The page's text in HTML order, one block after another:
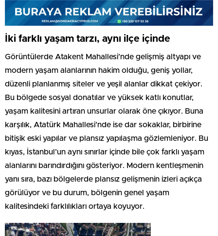
İki farklı yaşam tarzı, aynı ilçe içinde
Görüntülerde Atakent Mahallesi’nde gelişmiş altyapı ve
modern yaşam alanlarının hakim olduğu, geniş yollar,
düzenli planlanmış siteler ve yeşil alanlar dikkat çekiyor.
Bu bölgede sosyal donatılar ve yüksek katlı konutlar,
yaşam kalitesini artıran unsurlar olarak öne çıkıyor. Buna
karşılık, Atatürk Mahallesi’nde ise dar sokaklar, birbirine
bitişik eski yapılar ve plansız yapılaşma gözlemleniyor. Bu
kıyas, İstanbul’un aynı sınırlar içinde bile çok farklı yaşam
alanlarını barındırdığını gösteriyor. Modern kentleşmenin
yanı sıra, bazı bölgelerde plansız gelişmenin izleri açıkça
görülüyor ve bu durum, bölgenin genel yaşam
kalitesindeki farklılıkları ortaya koyuyor.